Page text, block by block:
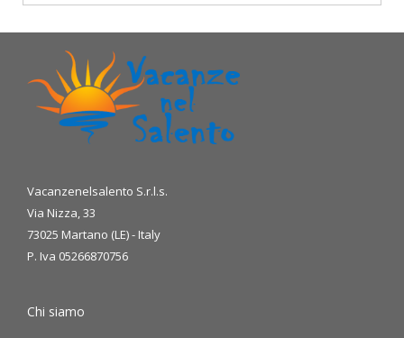
Vacanzenelsalento S.r.l.s.
Via Nizza, 33
73025 Martano (LE) - Italy
P. Iva 05266870756
Chi siamo